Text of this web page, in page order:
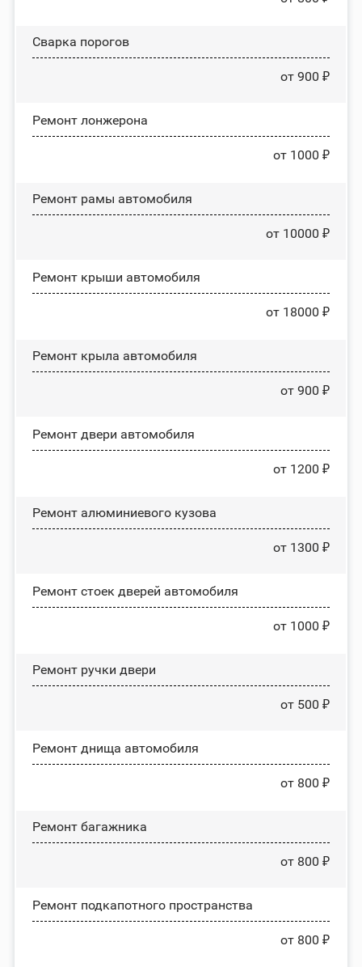
Сварка порогов
от 900 ₽
Ремонт лонжерона
от 1000 ₽
Ремонт рамы автомобиля
от 10000 ₽
Ремонт крыши автомобиля
от 18000 ₽
Ремонт крыла автомобиля
от 900 ₽
Ремонт двери автомобиля
от 1200 ₽
Ремонт алюминиевого кузова
от 1300 ₽
Ремонт стоек дверей автомобиля
от 1000 ₽
Ремонт ручки двери
от 500 ₽
Ремонт днища автомобиля
от 800 ₽
Ремонт багажника
от 800 ₽
Ремонт подкапотного пространства
от 800 ₽